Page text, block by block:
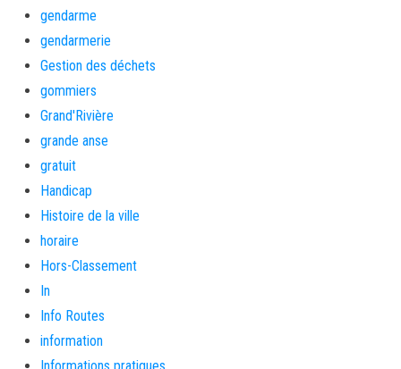
gendarme
gendarmerie
Gestion des déchets
gommiers
Grand'Rivière
grande anse
gratuit
Handicap
Histoire de la ville
horaire
Hors-Classement
In
Info Routes
information